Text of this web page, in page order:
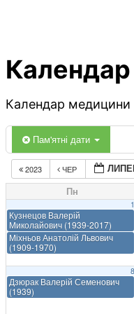
Календар медицини
Пам'ятні дати
2023 ЧЕР
Пн
1
Кузнецов Валерій
Миколайович (1939-2017)
Міхньов Анатолій Львович
(1909-1970)
8
Дзюрак Валерій Семенович
(1939)